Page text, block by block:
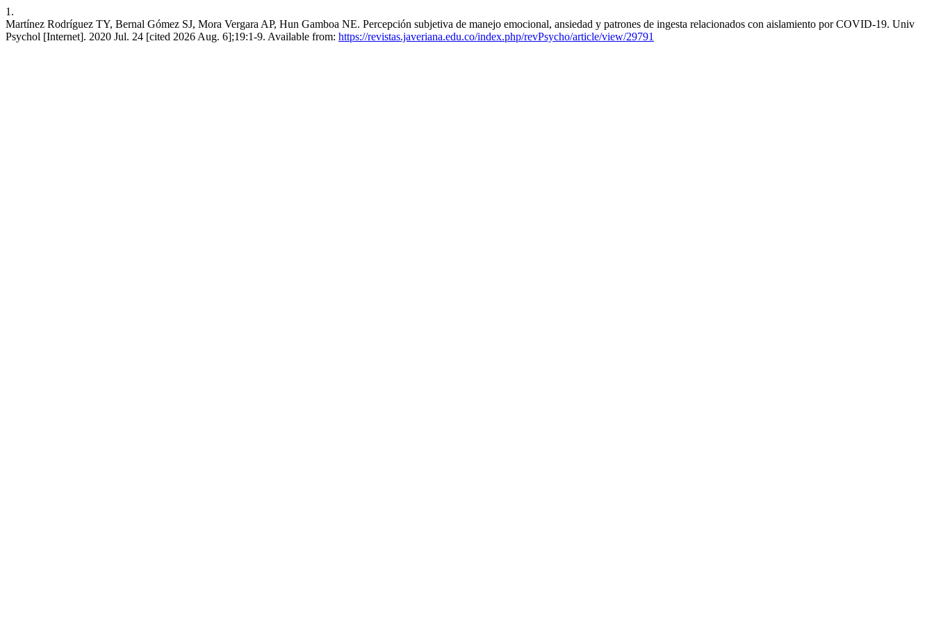
1.
Martínez Rodríguez TY, Bernal Gómez SJ, Mora Vergara AP, Hun Gamboa NE. Percepción subjetiva de manejo emocional, ansiedad y patrones de ingesta relacionados con aislamiento por COVID-19. Univ
Psychol [Internet]. 2020 Jul. 24 [cited 2026 Aug. 6];19:1-9. Available from: https://revistas.javeriana.edu.co/index.php/revPsycho/article/view/29791